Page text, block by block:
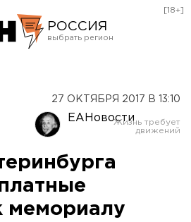
РОССИЯ
Оренбург
[18+]
27 ОКТЯБРЯ 2017 В 13:10
ЕАНовости
мемориалу